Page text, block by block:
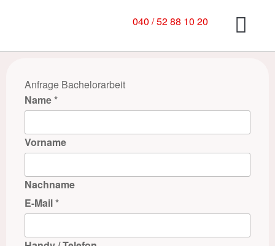
040 / 52 88 10 20
Anfrage Bachelorarbeit
Name*
Vorname
Nachname
E-Mail*